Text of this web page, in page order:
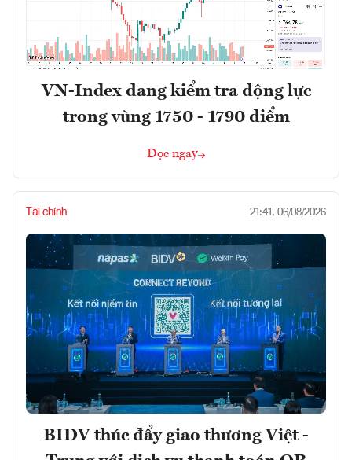
VN-Index đang kiểm tra động lực
trong vùng 1750 - 1790 điểm
Đọc ngay
Tài chính 21:41, 06/08/2026
BIDV thúc đẩy giao thương Việt -